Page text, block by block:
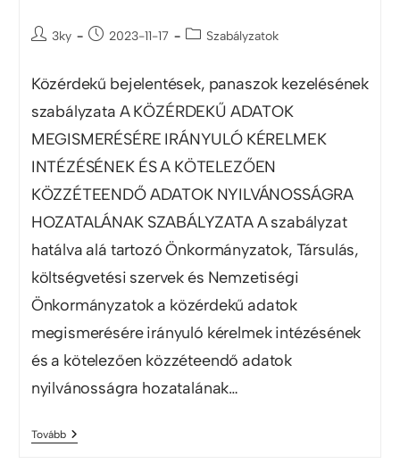
3ky 2023-11-17 Szabályzatok
Közérdekű bejelentések, panaszok kezelésének
szabályzata A KÖZÉRDEKŰ ADATOK
MEGISMERÉSÉRE IRÁNYULÓ KÉRELMEK
INTÉZÉSÉNEK ÉS A KÖTELEZŐEN
KÖZZÉTEENDŐ ADATOK NYILVÁNOSSÁGRA
HOZATALÁNAK SZABÁLYZATA A szabályzat
hatálva alá tartozó Önkormányzatok, Társulás,
költségvetési szervek és Nemzetiségi
Önkormányzatok a közérdekű adatok
megismerésére irányuló kérelmek intézésének
és a kötelezően közzéteendő adatok
nyilvánosságra hozatalának…
Tovább